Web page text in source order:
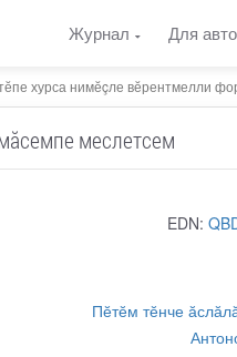
Журнал Для
хурса нимӗçле вӗрентмелли
меслетсем
EDN:
Пӗтӗм тӗнче